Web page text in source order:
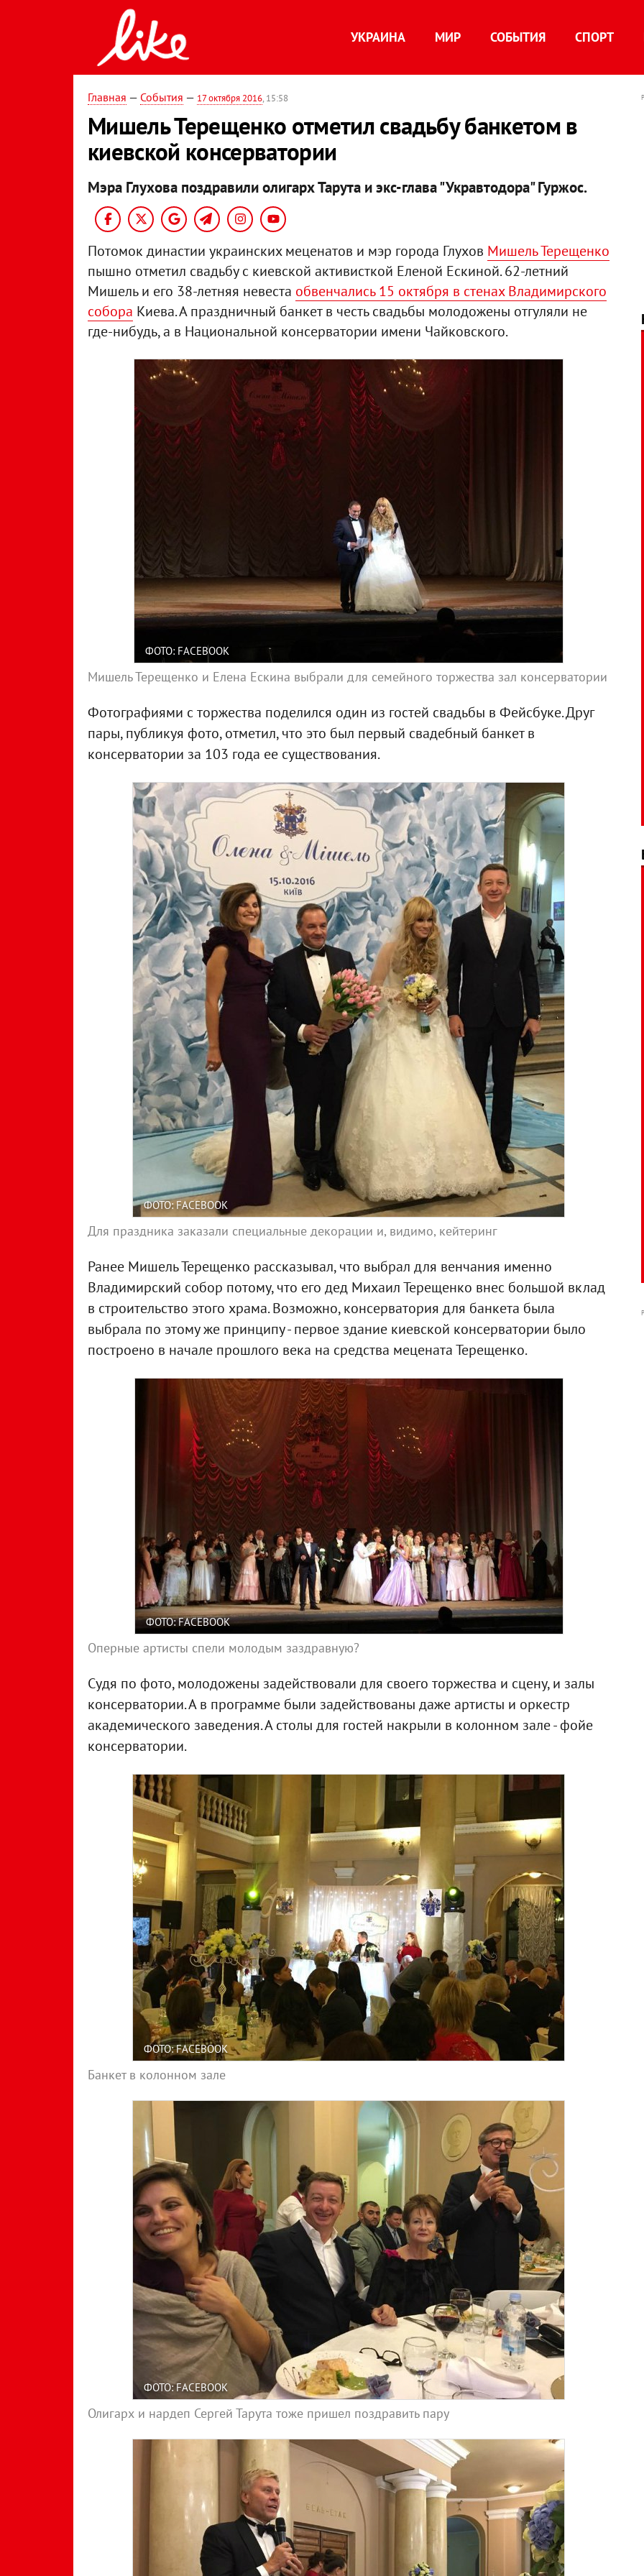
УКРАИНА МИР СОБЫТИЯ СПОРТ
Главная — События — 17 октября 2016, 15:58
Мишель Терещенко отметил свадьбу банкетом в
киевской консерватории
Мэра Глухова поздравили олигарх Тарута и экс-глава "Укравтодора" Гуржос.
Потомок династии украинских меценатов и мэр города Глухов Мишель Терещенко
пышно отметил свадьбу с киевской активисткой Еленой Ескиной. 62-летний
Мишель и его 38-летняя невеста обвенчались 15 октября в стенах Владимирского
собора Киева. А праздничный банкет в честь свадьбы молодожены отгуляли не
где-нибудь, а в Национальной консерватории имени Чайковского.
ФОТО: FACEBOOK
Мишель Терещенко и Елена Ескина выбрали для семейного торжества зал консерватории
Фотографиями с торжества поделился один из гостей свадьбы в Фейсбуке. Друг
пары, публикуя фото, отметил, что это был первый свадебный банкет в
консерватории за 103 года ее существования.
ФОТО: FACEBOOK
Для праздника заказали специальные декорации и, видимо, кейтеринг
Ранее Мишель Терещенко рассказывал, что выбрал для венчания именно
Владимирский собор потому, что его дед Михаил Терещенко внес большой вклад
в строительство этого храма. Возможно, консерватория для банкета была
выбрала по этому же принципу - первое здание киевской консерватории было
построено в начале прошлого века на средства мецената Терещенко.
ФОТО: FACEBOOK
Оперные артисты спели молодым заздравную?
Судя по фото, молодожены задействовали для своего торжества и сцену, и залы
консерватории. А в программе были задействованы даже артисты и оркестр
академического заведения. А столы для гостей накрыли в колонном зале - фойе
консерватории.
ФОТО: FACEBOOK
Банкет в колонном зале
ФОТО: FACEBOOK
Олигарх и нардеп Сергей Тарута тоже пришел поздравить пару